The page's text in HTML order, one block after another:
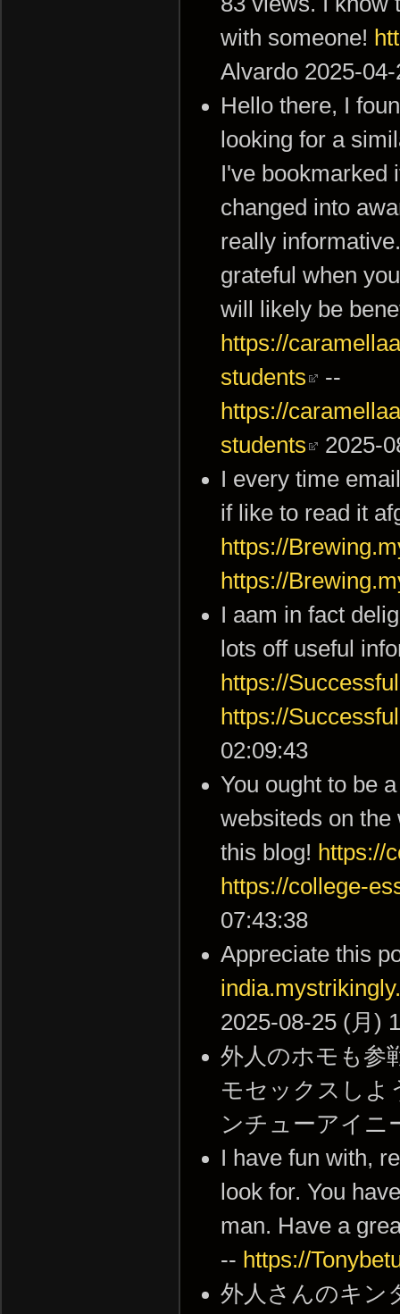
with someone!
Alvardo 2025-
Hello there, I
looking for a
I've bookmarked
changed into
really
grateful when
will likely be
https://
students
--
https://
students
2025-
I every time
if like to read it
https://
https://
I aam in fact
lots off useful
https://
https://
02:09:43
You ought to be
websiteds on
this blog! https://
https://college-
07:43:38
Appreciate this
2025-08-25 (月)
外人のホモも参
モセックスしよ
ンチューアイニ
I have fun with,
look for. You
man. Have a
-- https://
外人さんのキン